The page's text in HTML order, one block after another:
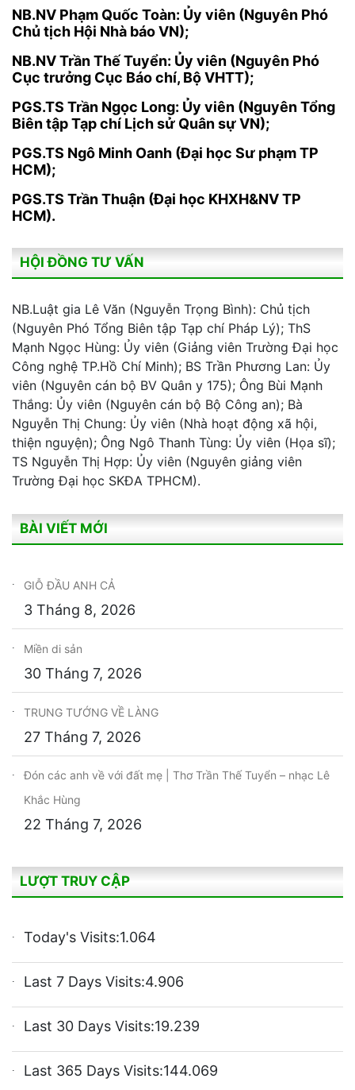
NB.NV Phạm Quốc Toàn: Ủy viên (Nguyên Phó
Chủ tịch Hội Nhà báo VN);
NB.NV Trần Thế Tuyển: Ủy viên (Nguyên Phó
Cục trưởng Cục Báo chí, Bộ VHTT);
PGS.TS Trần Ngọc Long: Ủy viên (Nguyên Tổng
Biên tập Tạp chí Lịch sử Quân sự VN);
PGS.TS Ngô Minh Oanh (Đại học Sư phạm TP
HCM);
PGS.TS Trần Thuận (Đại học KHXH&NV TP
HCM).
HỘI ĐỒNG TƯ VẤN
NB.Luật gia Lê Văn (Nguyễn Trọng Bình): Chủ tịch
(Nguyên Phó Tổng Biên tập Tạp chí Pháp Lý); ThS
Mạnh Ngọc Hùng: Ủy viên (Giảng viên Trường Đại học
Công nghệ TP.Hồ Chí Minh); BS Trần Phương Lan: Ủy
viên (Nguyên cán bộ BV Quân y 175); Ông Bùi Mạnh
Thắng: Ủy viên (Nguyên cán bộ Bộ Công an); Bà
Nguyễn Thị Chung: Ủy viên (Nhà hoạt động xã hội,
thiện nguyện); Ông Ngô Thanh Tùng: Ủy viên (Họa sĩ);
TS Nguyễn Thị Hợp: Ủy viên (Nguyên giảng viên
Trường Đại học SKĐA TPHCM).
BÀI VIẾT MỚI
GIỖ ĐẦU ANH CẢ
3 Tháng 8, 2026
Miền di sản
30 Tháng 7, 2026
TRUNG TƯỚNG VỀ LÀNG
27 Tháng 7, 2026
Đón các anh về với đất mẹ | Thơ Trần Thế Tuyển – nhạc Lê
Khắc Hùng
22 Tháng 7, 2026
LƯỢT TRUY CẬP
Today's Visits:1.064
Last 7 Days Visits:4.906
Last 30 Days Visits:19.239
Last 365 Days Visits:144.069